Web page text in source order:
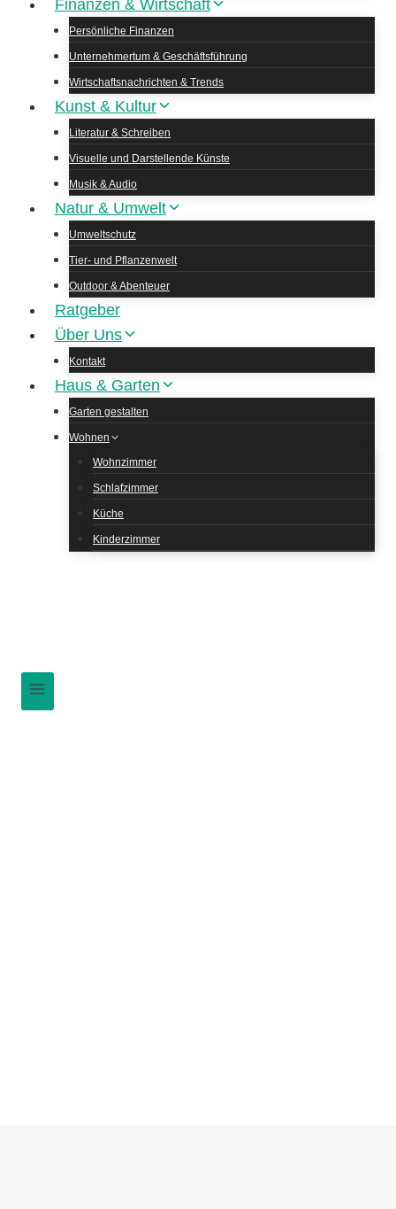
Finanzen & Wirtschaft
Persönliche Finanzen
Unternehmertum & Geschäftsführung
Wirtschaftsnachrichten & Trends
Kunst & Kultur
Literatur & Schreiben
Visuelle und Darstellende Künste
Musik & Audio
Natur & Umwelt
Umweltschutz
Tier- und Pflanzenwelt
Outdoor & Abenteuer
Ratgeber
Über Uns
Kontakt
Haus & Garten
Garten gestalten
Wohnen
Wohnzimmer
Schlafzimmer
Küche
Kinderzimmer